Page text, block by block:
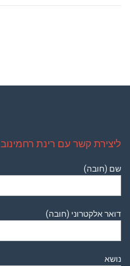
ליצירת קשר עם רינת רחמינוב 052-8316263
שם (חובה)
דואר אלקטרוני (חובה)
נושא